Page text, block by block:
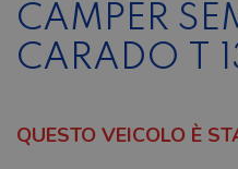
CAMPER
CARADO T
QUESTO VEICOLO È